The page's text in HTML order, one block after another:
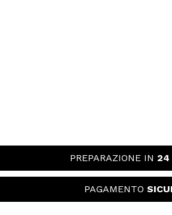
PREPARAZIONE IN 24
PAGAMENTO